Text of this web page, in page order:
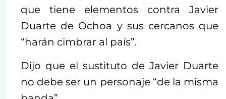
que tiene elementos contra Javier
Duarte de Ochoa y sus cercanos que
“harán cimbrar al país”.
Dijo que el sustituto de Javier Duarte
no debe ser un personaje “de la misma